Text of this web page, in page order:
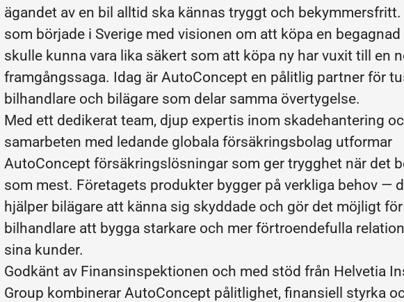
ägandet av en bil alltid ska kännas tryggt och bekymmersfritt.
som började i Sverige med visionen om att köpa en begagnad
skulle kunna vara lika säkert som att köpa ny har vuxit till en
framgångssaga. Idag är AutoConcept en pålitlig partner för
bilhandlare och bilägare som delar samma övertygelse.
Med ett dedikerat team, djup expertis inom skadehantering
samarbeten med ledande globala försäkringsbolag utformar
AutoConcept försäkringslösningar som ger trygghet när det
som mest. Företagets produkter bygger på verkliga behov —
hjälper bilägare att känna sig skyddade och gör det möjligt för
bilhandlare att bygga starkare och mer förtroendefulla
sina kunder.
Godkänt av Finansinspektionen och med stöd från Helvetia
Group kombinerar AutoConcept pålitlighet, finansiell styrka